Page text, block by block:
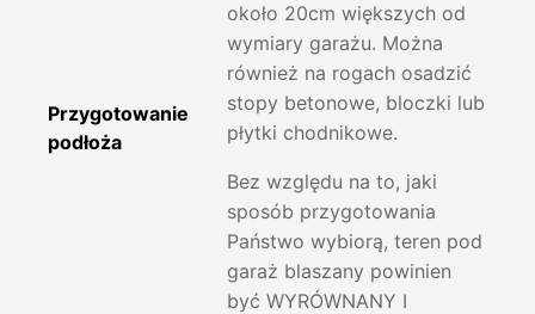
Przygotowanie
podłoża
około 20cm większych od
wymiary garażu. Można
również na rogach osadzić
stopy betonowe, bloczki lub
płytki chodnikowe.
Bez względu na to, jaki
sposób przygotowania
Państwo wybiorą, teren pod
garaż blaszany powinien
być WYRÓWNANY I